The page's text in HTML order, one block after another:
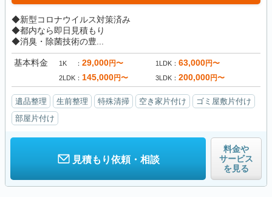
◆新型コロナウイルス対策済み
◆都内なら即日見積もり
◆消臭・除菌技術の豊...
基本料金 1K 29,000円〜 1LDK 63,000円〜
2LDK 145,000円〜 3LDK 200,000円〜
遺品整理 生前整理 特殊清掃 空き家片付け
ゴミ屋敷片付け
部屋片付け
見積もり依頼・相談
料金や
サービス
を見る